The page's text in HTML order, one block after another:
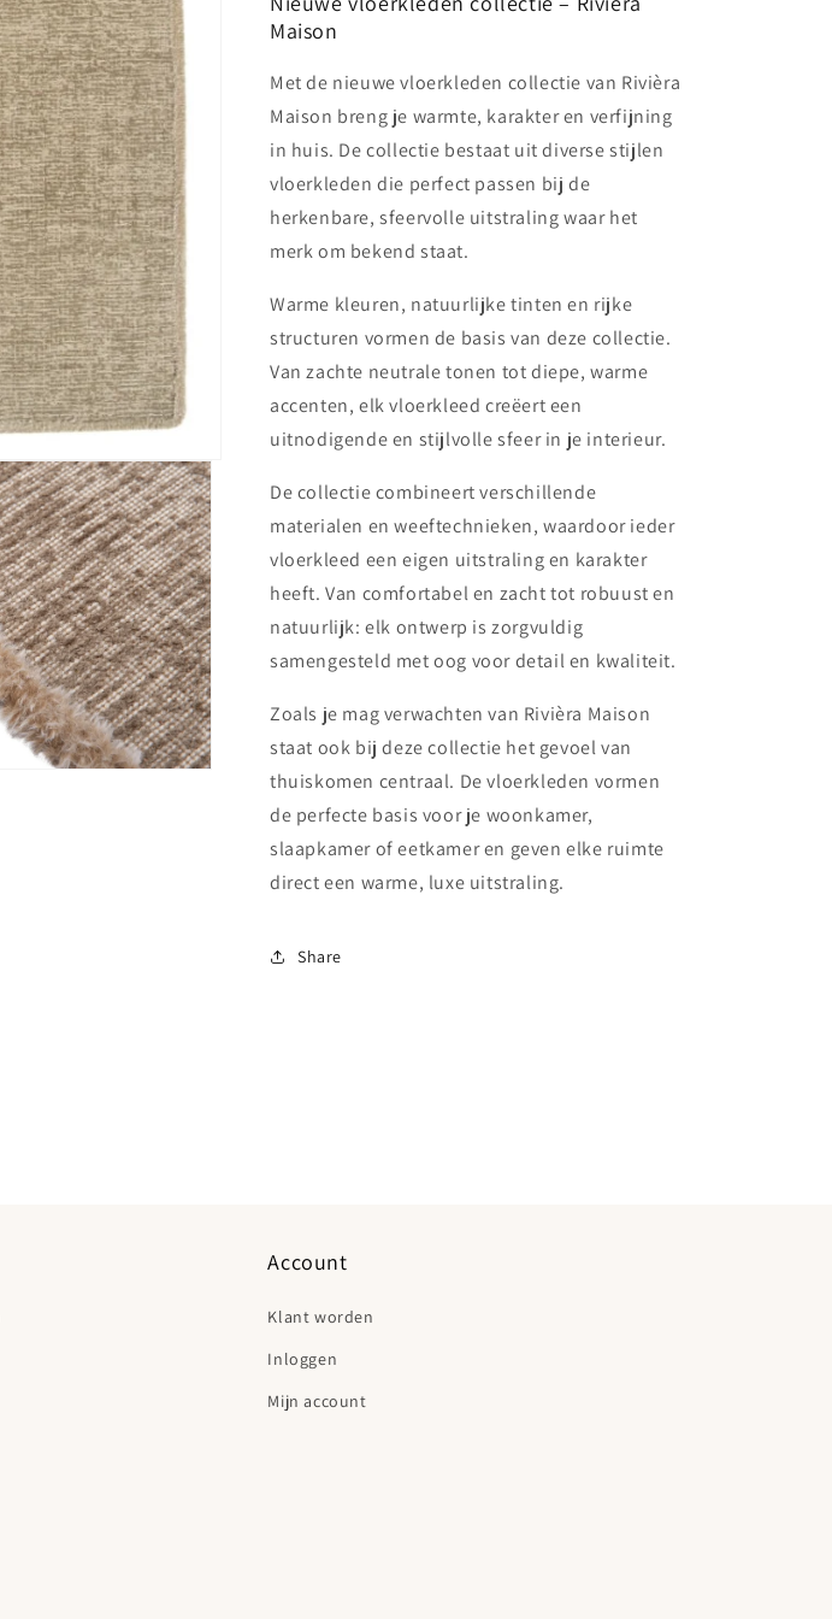
Maison
Met de nieuwe vloerkleden collectie van Rivièra
Maison breng je warmte, karakter en verfijning
in huis. De collectie bestaat uit diverse stijlen
vloerkleden die perfect passen bij de
herkenbare, sfeervolle uitstraling waar het
merk om bekend staat.
Warme kleuren, natuurlijke tinten en rijke
structuren vormen de basis van deze collectie.
Van zachte neutrale tonen tot diepe, warme
accenten, elk vloerkleed creëert een
uitnodigende en stijlvolle sfeer in je interieur.
De collectie combineert verschillende
materialen en weeftechnieken, waardoor ieder
vloerkleed een eigen uitstraling en karakter
heeft. Van comfortabel en zacht tot robuust en
natuurlijk: elk ontwerp is zorgvuldig
samengesteld met oog voor detail en kwaliteit.
Zoals je mag verwachten van Rivièra Maison
staat ook bij deze collectie het gevoel van
thuiskomen centraal. De vloerkleden vormen
de perfecte basis voor je woonkamer,
slaapkamer of eetkamer en geven elke ruimte
direct een warme, luxe uitstraling.
Share
Account
Klant worden
Inloggen
Mijn account